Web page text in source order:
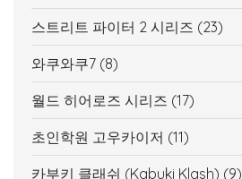
스트리트 파이터 2 시리즈 (23)
와쿠와쿠7 (8)
월드 히어로즈 시리즈 (17)
초인학원 고우카이저 (11)
카부키 클래쉬 (Kabuki Klash) (9)